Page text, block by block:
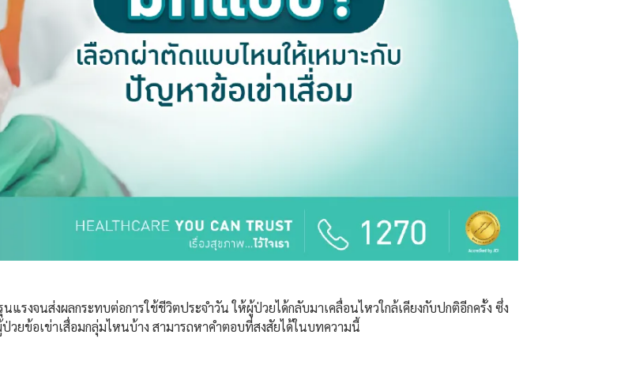
รงจนส่งผลกระทบต่อการใช้ชีวิตประจำวัน ให้ผู้ป่วยได้กลับมาเคลื่อนไหวใกล้เคียงกับปกติอีกครั้ง ซึ่ง
ยข้อเข่าเสื่อมกลุ่มไหนบ้าง สามารถหาคำตอบที่สงสัยได้ในบทความนี้